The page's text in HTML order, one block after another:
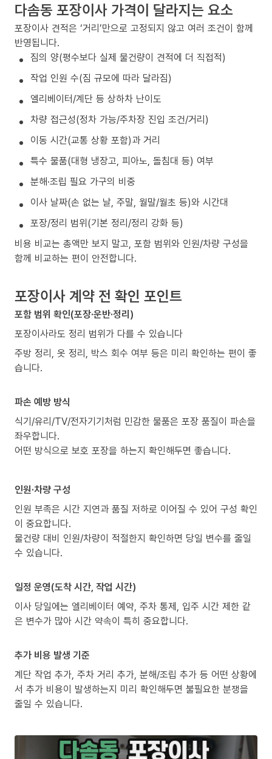
다솜동 포장이사 가격이 달라지는 요소
포장이사 견적은 ‘거리’만으로 고정되지 않고 여러 조건이 함께
반영됩니다.
짐의 양(평수보다 실제 물건량이 견적에 더 직접적)
작업 인원 수(짐 규모에 따라 달라짐)
엘리베이터/계단 등 상하차 난이도
차량 접근성(정차 가능/주차장 진입 조건/거리)
이동 시간(교통 상황 포함)과 거리
특수 물품(대형 냉장고, 피아노, 돌침대 등) 여부
분해·조립 필요 가구의 비중
이사 날짜(손 없는 날, 주말, 월말/월초 등)와 시간대
포장/정리 범위(기본 정리/정리 강화 등)
비용 비교는 총액만 보지 말고, 포함 범위와 인원/차량 구성을
함께 비교하는 편이 안전합니다.
포장이사 계약 전 확인 포인트
포함 범위 확인(포장·운반·정리)
포장이사라도 정리 범위가 다를 수 있습니다
주방 정리, 옷 정리, 박스 회수 여부 등은 미리 확인하는 편이 좋
습니다.
파손 예방 방식
식기/유리/TV/전자기기처럼 민감한 물품은 포장 품질이 파손을
좌우합니다.
어떤 방식으로 보호 포장을 하는지 확인해두면 좋습니다.
인원·차량 구성
인원 부족은 시간 지연과 품질 저하로 이어질 수 있어 구성 확인
이 중요합니다.
물건량 대비 인원/차량이 적절한지 확인하면 당일 변수를 줄일
수 있습니다.
일정 운영(도착 시간, 작업 시간)
이사 당일에는 엘리베이터 예약, 주차 통제, 입주 시간 제한 같
은 변수가 많아 시간 약속이 특히 중요합니다.
추가 비용 발생 기준
계단 작업 추가, 주차 거리 추가, 분해/조립 추가 등 어떤 상황에
서 추가 비용이 발생하는지 미리 확인해두면 불필요한 분쟁을
줄일 수 있습니다.